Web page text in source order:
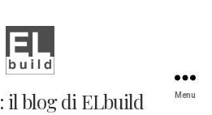
Il
: il blog di ELbuild Menu